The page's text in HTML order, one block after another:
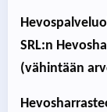
SRL:n
(vähintään